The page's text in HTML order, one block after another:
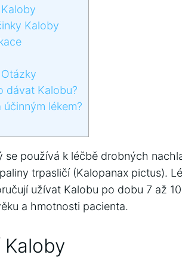
Kaloby
dávat Kalobu?
účinným lékem?
se používá k léčbě drobných
trpasličí (Kalopanax pictus).
užívat Kalobu po dobu 7 až
a hmotnosti pacienta.
Kaloby